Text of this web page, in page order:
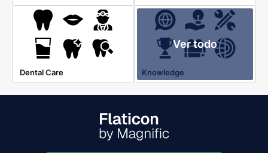
Dental Care
Ver todo
Knowledge